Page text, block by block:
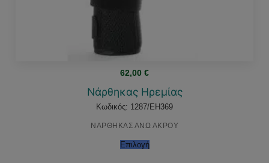
62,00 €
Νάρθηκας Ηρεμίας
Κωδικός: 1287/EH369
ΝΑΡΘΗΚΑΣ ΑΝΩ ΑΚΡΟΥ
Επιλογή